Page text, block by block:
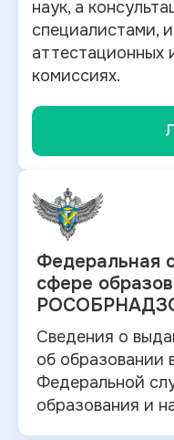
наук, а
специалистами,
аттестационных
комиссиях.
Федеральная
сфере
Сведения о
об образовании
Федеральной
образования и